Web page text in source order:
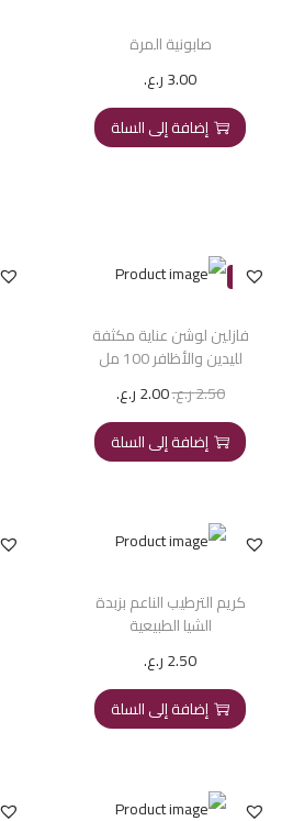
صابونية المرة
3.00ر.ع.
إضافة إلى السلة
-20%
فازلين لوشن عناية مكثفة
لليدين والأظافر 100 مل
2.50ر.ع.2.00ر.ع.
إضافة إلى السلة
كريم الترطيب الناعم بزبدة
الشيا الطبيعية
2.50ر.ع.
إضافة إلى السلة